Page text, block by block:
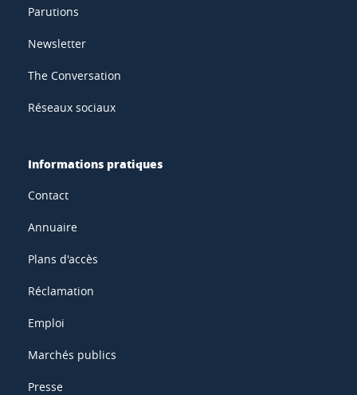
Parutions
Newsletter
The Conversation
Réseaux sociaux
Informations pratiques
Contact
Annuaire
Plans d'accès
Réclamation
Emploi
Marchés publics
Presse